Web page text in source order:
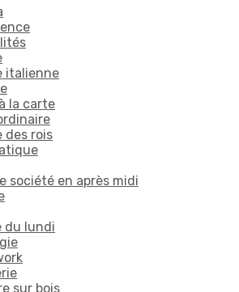
italienne
la carte
des rois
société en après midi
du lundi
sur bois